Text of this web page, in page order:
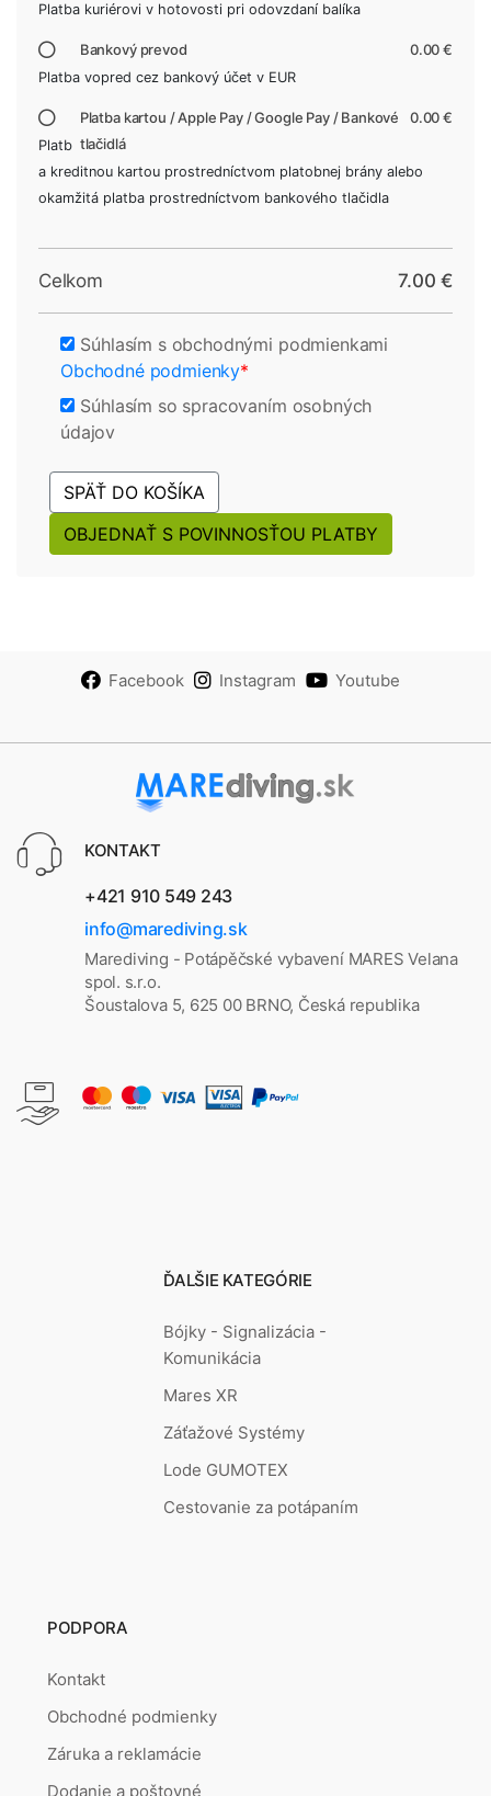
Platba kuriérovi v hotovosti pri odovzdaní balíka
Bankový prevod 0.00 €
Platba vopred cez bankový účet v EUR
Platba kartou / Apple Pay / Google Pay / Bankové
tlačidlá
0.00 €
Platb
a kreditnou kartou prostredníctvom platobnej brány alebo
okamžitá platba prostredníctvom bankového tlačidla
Celkom 7.00 €
Súhlasím s obchodnými podmienkami
Obchodné podmienky*
Súhlasím so spracovaním osobných
údajov
SPÄŤ DO KOŠÍKA
OBJEDNAŤ S POVINNOSŤOU PLATBY
Facebook Instagram Youtube
KONTAKT
+421 910 549 243
info@marediving.sk
Marediving - Potápěčské vybavení MARES Velana
spol. s.r.o.
Šoustalova 5, 625 00 BRNO, Česká republika
ĎALŠIE KATEGÓRIE
Bójky - Signalizácia -
Komunikácia
Mares XR
Záťažové Systémy
Lode GUMOTEX
Cestovanie za potápaním
PODPORA
Kontakt
Obchodné podmienky
Záruka a reklamácie
Dodanie a poštovné